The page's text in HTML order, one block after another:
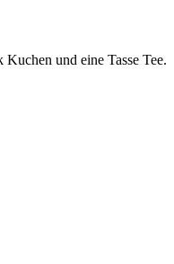
und eine Tasse Tee.